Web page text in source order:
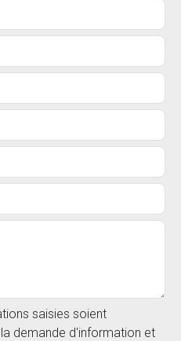
saisies soient
demande d'information et